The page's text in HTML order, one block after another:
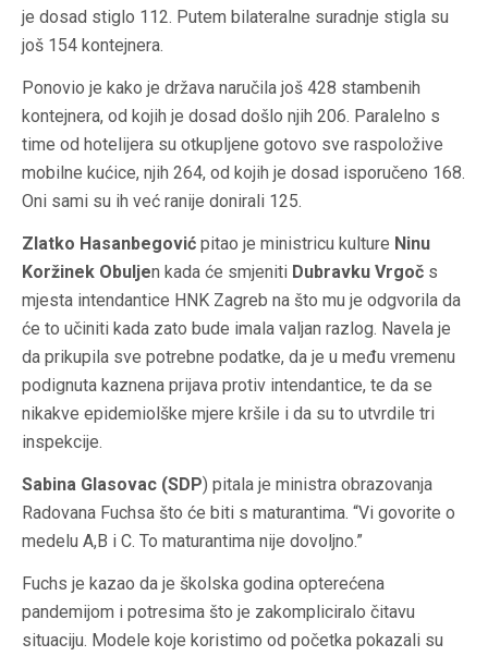
je dosad stiglo 112. Putem bilateralne suradnje stigla su
još 154 kontejnera.
Ponovio je kako je država naručila još 428 stambenih
kontejnera, od kojih je dosad došlo njih 206. Paralelno s
time od hotelijera su otkupljene gotovo sve raspoložive
mobilne kućice, njih 264, od kojih je dosad isporučeno 168.
Oni sami su ih već ranije donirali 125.
Zlatko Hasanbegović pitao je ministricu kulture Ninu
Koržinek Obuljen kada će smjeniti Dubravku Vrgoč s
mjesta intendantice HNK Zagreb na što mu je odgvorila da
će to učiniti kada zato bude imala valjan razlog. Navela je
da prikupila sve potrebne podatke, da je u među vremenu
podignuta kaznena prijava protiv intendantice, te da se
nikakve epidemiolške mjere kršile i da su to utvrdile tri
inspekcije.
Sabina Glasovac (SDP) pitala je ministra obrazovanja
Radovana Fuchsa što će biti s maturantima. “Vi govorite o
medelu A,B i C. To maturantima nije dovoljno.”
Fuchs je kazao da je školska godina opterećena
pandemijom i potresima što je zakompliciralo čitavu
situaciju. Modele koje koristimo od početka pokazali su